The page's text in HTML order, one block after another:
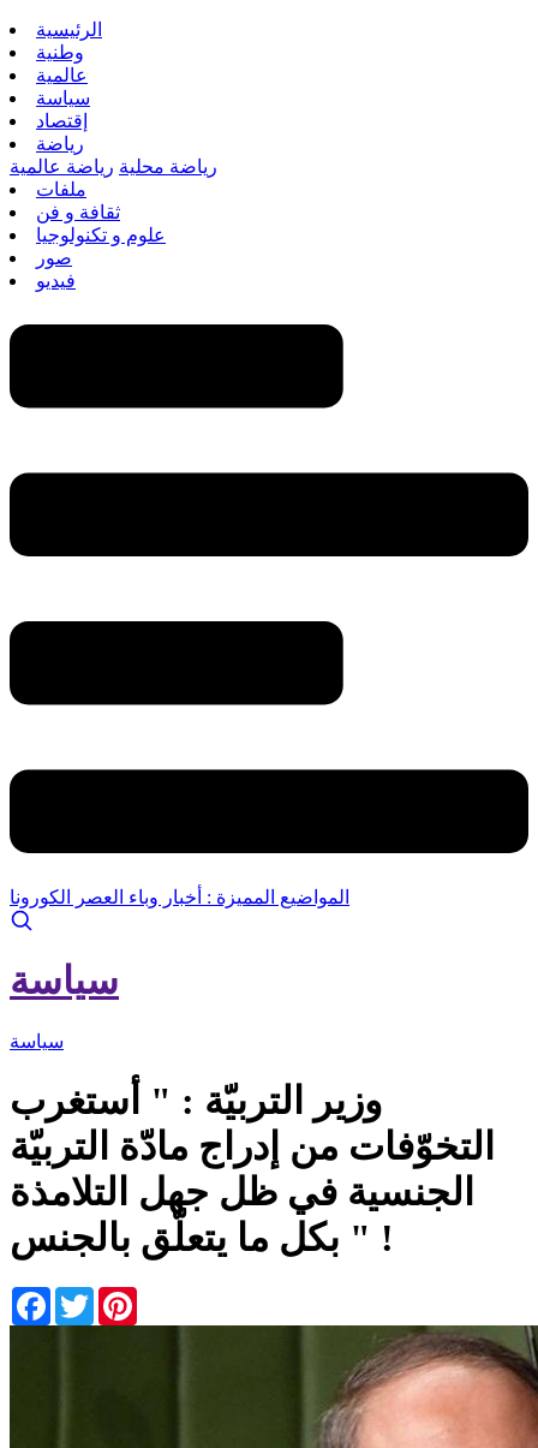
الرئيسية
وطنية
عالمية
سياسة
إقتصاد
رياضة
رياضة محلية رياضة عالمية
ملفات
ثقافة و فن
علوم و تكنولوجيا
صور
فيديو
المواضيع المميزة : أخبار وباء العصر الكورونا
سياسة
سياسة
وزير التربيّة : " أستغرب
التخوّفات من إدراج مادّة التربيّة
الجنسية في ظل جهل التلامذة
بكل ما يتعلّق بالجنس " !
Facebook
Twitter